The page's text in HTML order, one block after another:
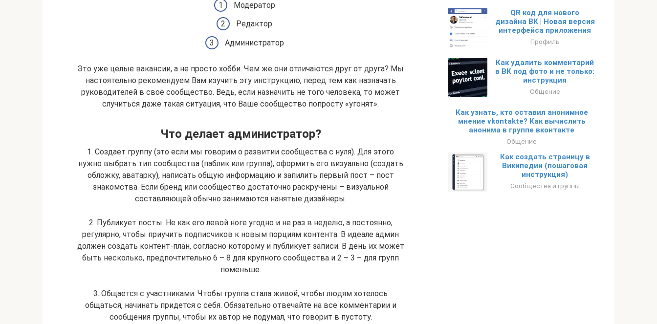
Модератор
Редактор
Администратор
Это уже целые вакансии, а не просто хобби. Чем же они отличаются друг от друга? Мы
настоятельно рекомендуем Вам изучить эту инструкцию, перед тем как назначать
руководителей в своё сообщество. Ведь, если назначить не того человека, то может
случиться даже такая ситуация, что Ваше сообщество попросту «угонят».
Что делает администратор?
1. Создает группу (это если мы говорим о развитии сообщества с нуля). Для этого
нужно выбрать тип сообщества (паблик или группа), оформить его визуально (создать
обложку, аватарку), написать общую информацию и запилить первый пост – пост
знакомства. Если бренд или сообщество достаточно раскручены – визуальной
составляющей обычно занимаются нанятые дизайнеры.
2. Публикует посты. Не как его левой ноге угодно и не раз в неделю, а постоянно,
регулярно, чтобы приучить подписчиков к новым порциям контента. В идеале админ
должен создать контент-план, согласно которому и публикует записи. В день их может
быть несколько, предпочтительно 6 – 8 для крупного сообщества и 2 – 3 – для групп
поменьше.
3. Общается с участниками. Чтобы группа стала живой, чтобы людям хотелось
общаться, начинать придется с себя. Обязательно отвечайте на все комментарии и
сообщения группы, чтобы их автор не подумал, что говорит в пустоту.
QR код для нового
дизайна ВК | Новая версия
интерфейса приложения
Профиль
Как удалить комментарий
в ВК под фото и не только:
инструкция
Общение
Как узнать, кто оставил анонимное
мнение vkontakte? Как вычислить
анонима в группе вконтакте
Общение
Как создать страницу в
Википедии (пошаговая
инструкция)
Сообщества и группы